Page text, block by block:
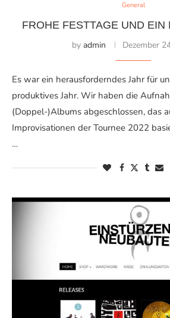
General
FROHE FESTTAGE UND EIN
by admin Dezember
Es war ein herausforderndes Jahr für
produktives Jahr. Wir haben die
(Doppel-)Albums abgeschlossen, das
Improvisationen der Tournee 2022
…